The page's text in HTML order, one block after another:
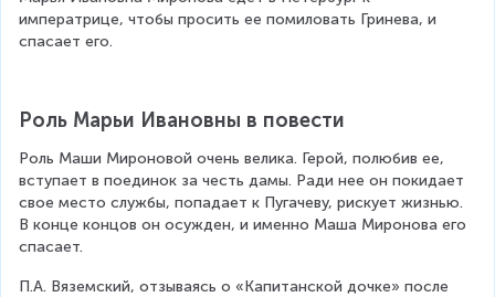
императрице, чтобы просить ее помиловать Гринева, и
спасает его.
Роль Марьи Ивановны в повести
Роль Маши Мироновой очень велика. Герой, полюбив ее,
вступает в поединок за честь дамы. Ради нее он покидает
свое место службы, попадает к Пугачеву, рискует жизнью.
В конце концов он осужден, и именно Маша Миронова его
спасает.
П.А. Вяземский, отзываясь о «Капитанской дочке» после